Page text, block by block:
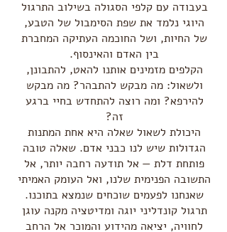
בעבודה עם קלפי הסגולה בשילוב התרגול
היוגי נלמד את שפת הסימבול של הטבע,
של החיות, ושל החוכמה העתיקה המחברת
בין האדם והאינסוף.
הקלפים מזמינים אותנו להאט, להתבונן,
ולשאול:מה מבקש להתבהר? מה מבקש
להירפא? ומה רוצה להתחדש בחיי ברגע
זה?
היכולת לשאול שאלה היא אחת המתנות
הגדולות שיש לנו כבני אדם. שאלה טובה
פותחת דלת — אל תודעה רחבה יותר, אל
התשובה הפנימית שלנו, ואל העומק האמיתי
שאנחנו לפעמים שוכחים שנמצא בתוכנו.
תרגול קונדליני יוגה ומדיטציה מקנה עוגן
לחוויה, יציאה מהידוע והמוכר אל הרחב